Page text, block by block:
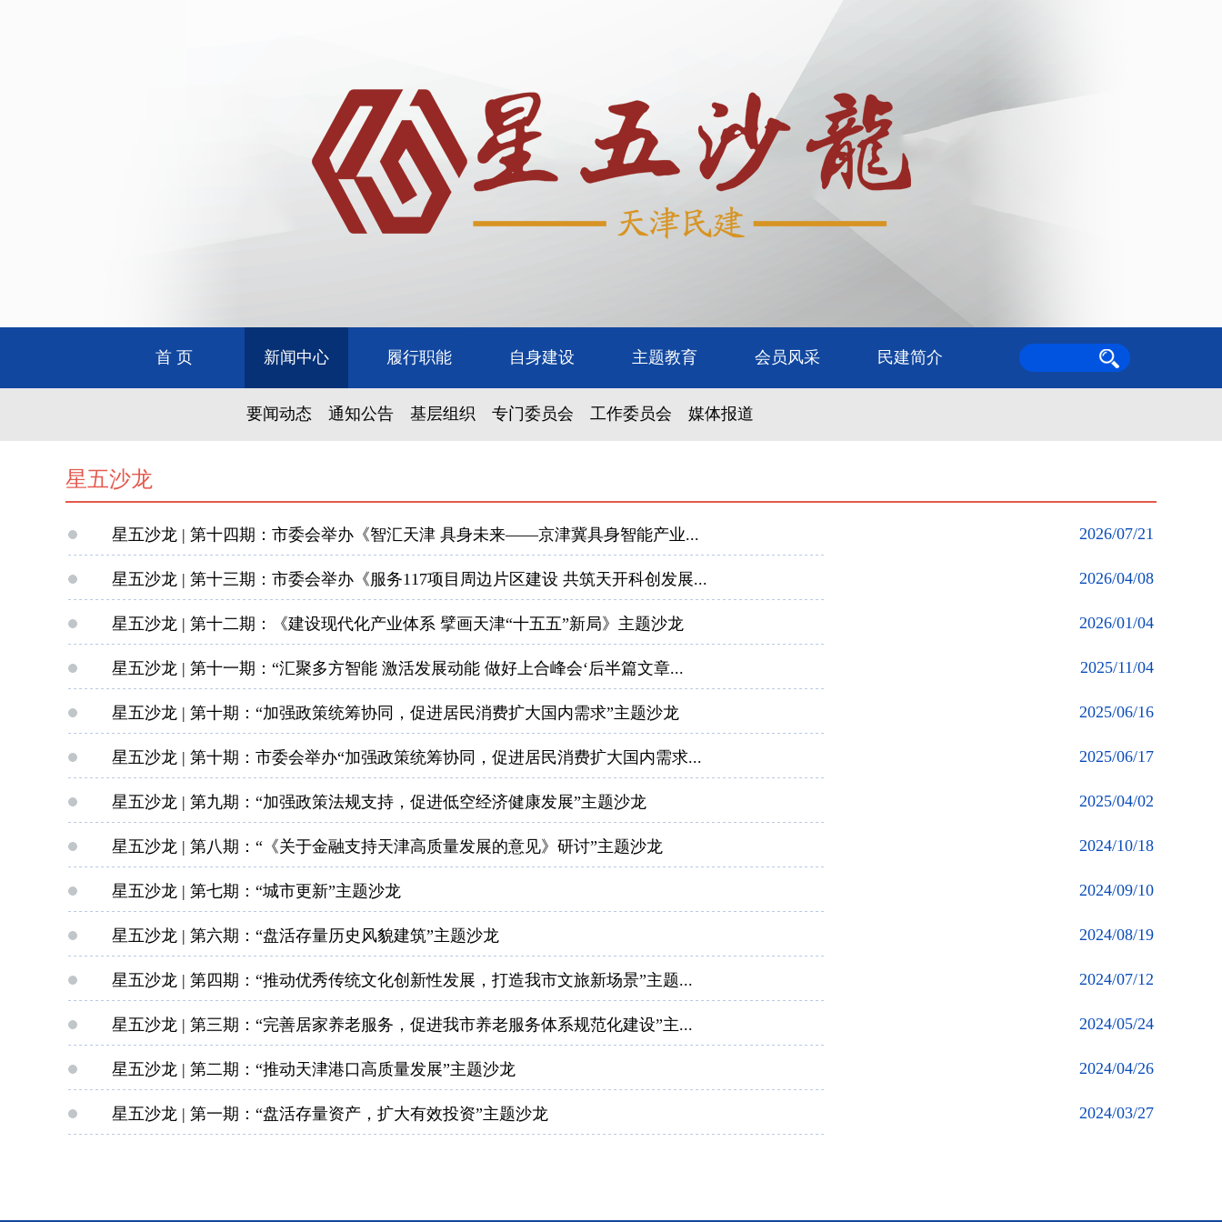
首 页 新闻中心 履行职能 自身建设 主题教育 会员风采 民建简介
要闻动态 通知公告 基层组织 专门委员会 工作委员会 媒体报道
星五沙龙
星五沙龙 | 第十四期：市委会举办《智汇天津 具身未来——京津冀具身智能产业... 2026/07/21
星五沙龙 | 第十三期：市委会举办《服务117项目周边片区建设 共筑天开科创发展... 2026/04/08
星五沙龙 | 第十二期：《建设现代化产业体系 擘画天津“十五五”新局》主题沙龙 2026/01/04
星五沙龙 | 第十一期：“汇聚多方智能 激活发展动能 做好上合峰会‘后半篇文章... 2025/11/04
星五沙龙 | 第十期：“加强政策统筹协同，促进居民消费扩大国内需求”主题沙龙 2025/06/16
星五沙龙 | 第十期：市委会举办“加强政策统筹协同，促进居民消费扩大国内需求... 2025/06/17
星五沙龙 | 第九期：“加强政策法规支持，促进低空经济健康发展”主题沙龙 2025/04/02
星五沙龙 | 第八期：“《关于金融支持天津高质量发展的意见》研讨”主题沙龙 2024/10/18
星五沙龙 | 第七期：“城市更新”主题沙龙 2024/09/10
星五沙龙 | 第六期：“盘活存量历史风貌建筑”主题沙龙 2024/08/19
星五沙龙 | 第四期：“推动优秀传统文化创新性发展，打造我市文旅新场景”主题... 2024/07/12
星五沙龙 | 第三期：“完善居家养老服务，促进我市养老服务体系规范化建设”主... 2024/05/24
星五沙龙 | 第二期：“推动天津港口高质量发展”主题沙龙 2024/04/26
星五沙龙 | 第一期：“盘活存量资产，扩大有效投资”主题沙龙 2024/03/27